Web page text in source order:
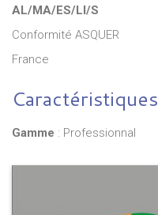
AL/MA/ES/LI/S
Conformité ASQUER
France
Caractéristiques
Gamme : Professionnal